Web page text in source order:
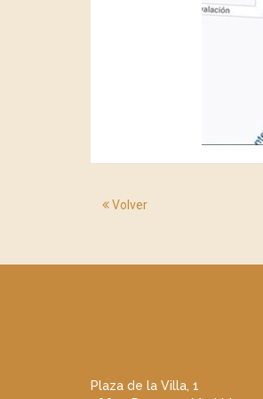
Volver
Plaza de la Villa, 1